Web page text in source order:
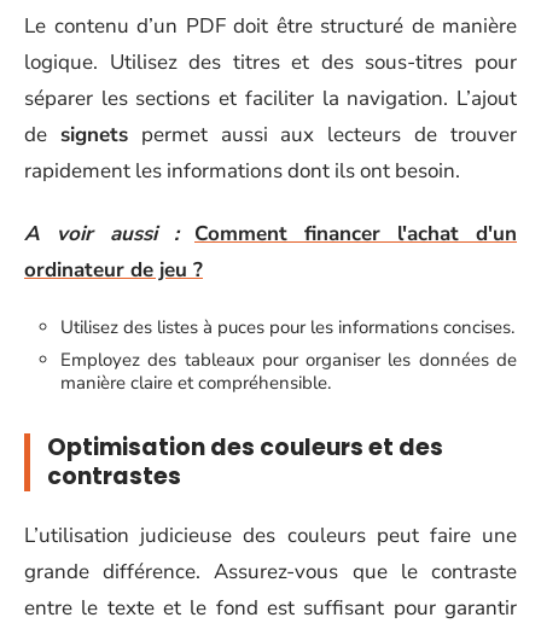
Le contenu d’un PDF doit être structuré de manière
logique. Utilisez des titres et des sous-titres pour
séparer les sections et faciliter la navigation. L’ajout
de signetspermet aussi aux lecteurs de trouver
rapidement les informations dont ils ont besoin.
A voir aussi :
Comment financer l'achat d'un
ordinateur de jeu ?
Utilisez des listes à puces pour les informations concises.
Employez des tableaux pour organiser les données de
manière claire et compréhensible.
Optimisation des couleurs et des
contrastes
L’utilisation judicieuse des couleurs peut faire une
grande différence. Assurez-vous que le contraste
entre le texte et le fond est suffisant pour garantir